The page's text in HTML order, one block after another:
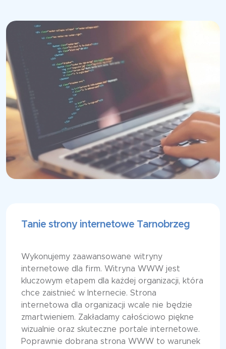
Tanie strony internetowe Tarnobrzeg
Wykonujemy zaawansowane witryny
internetowe dla firm. Witryna WWW jest
kluczowym etapem dla każdej organizacji, która
chce zaistnieć w Internecie. Strona
internetowa dla organizacji wcale nie będzie
zmartwieniem. Zakładamy całościowo piękne
wizualnie oraz skuteczne portale internetowe.
Poprawnie dobrana strona WWW to warunek